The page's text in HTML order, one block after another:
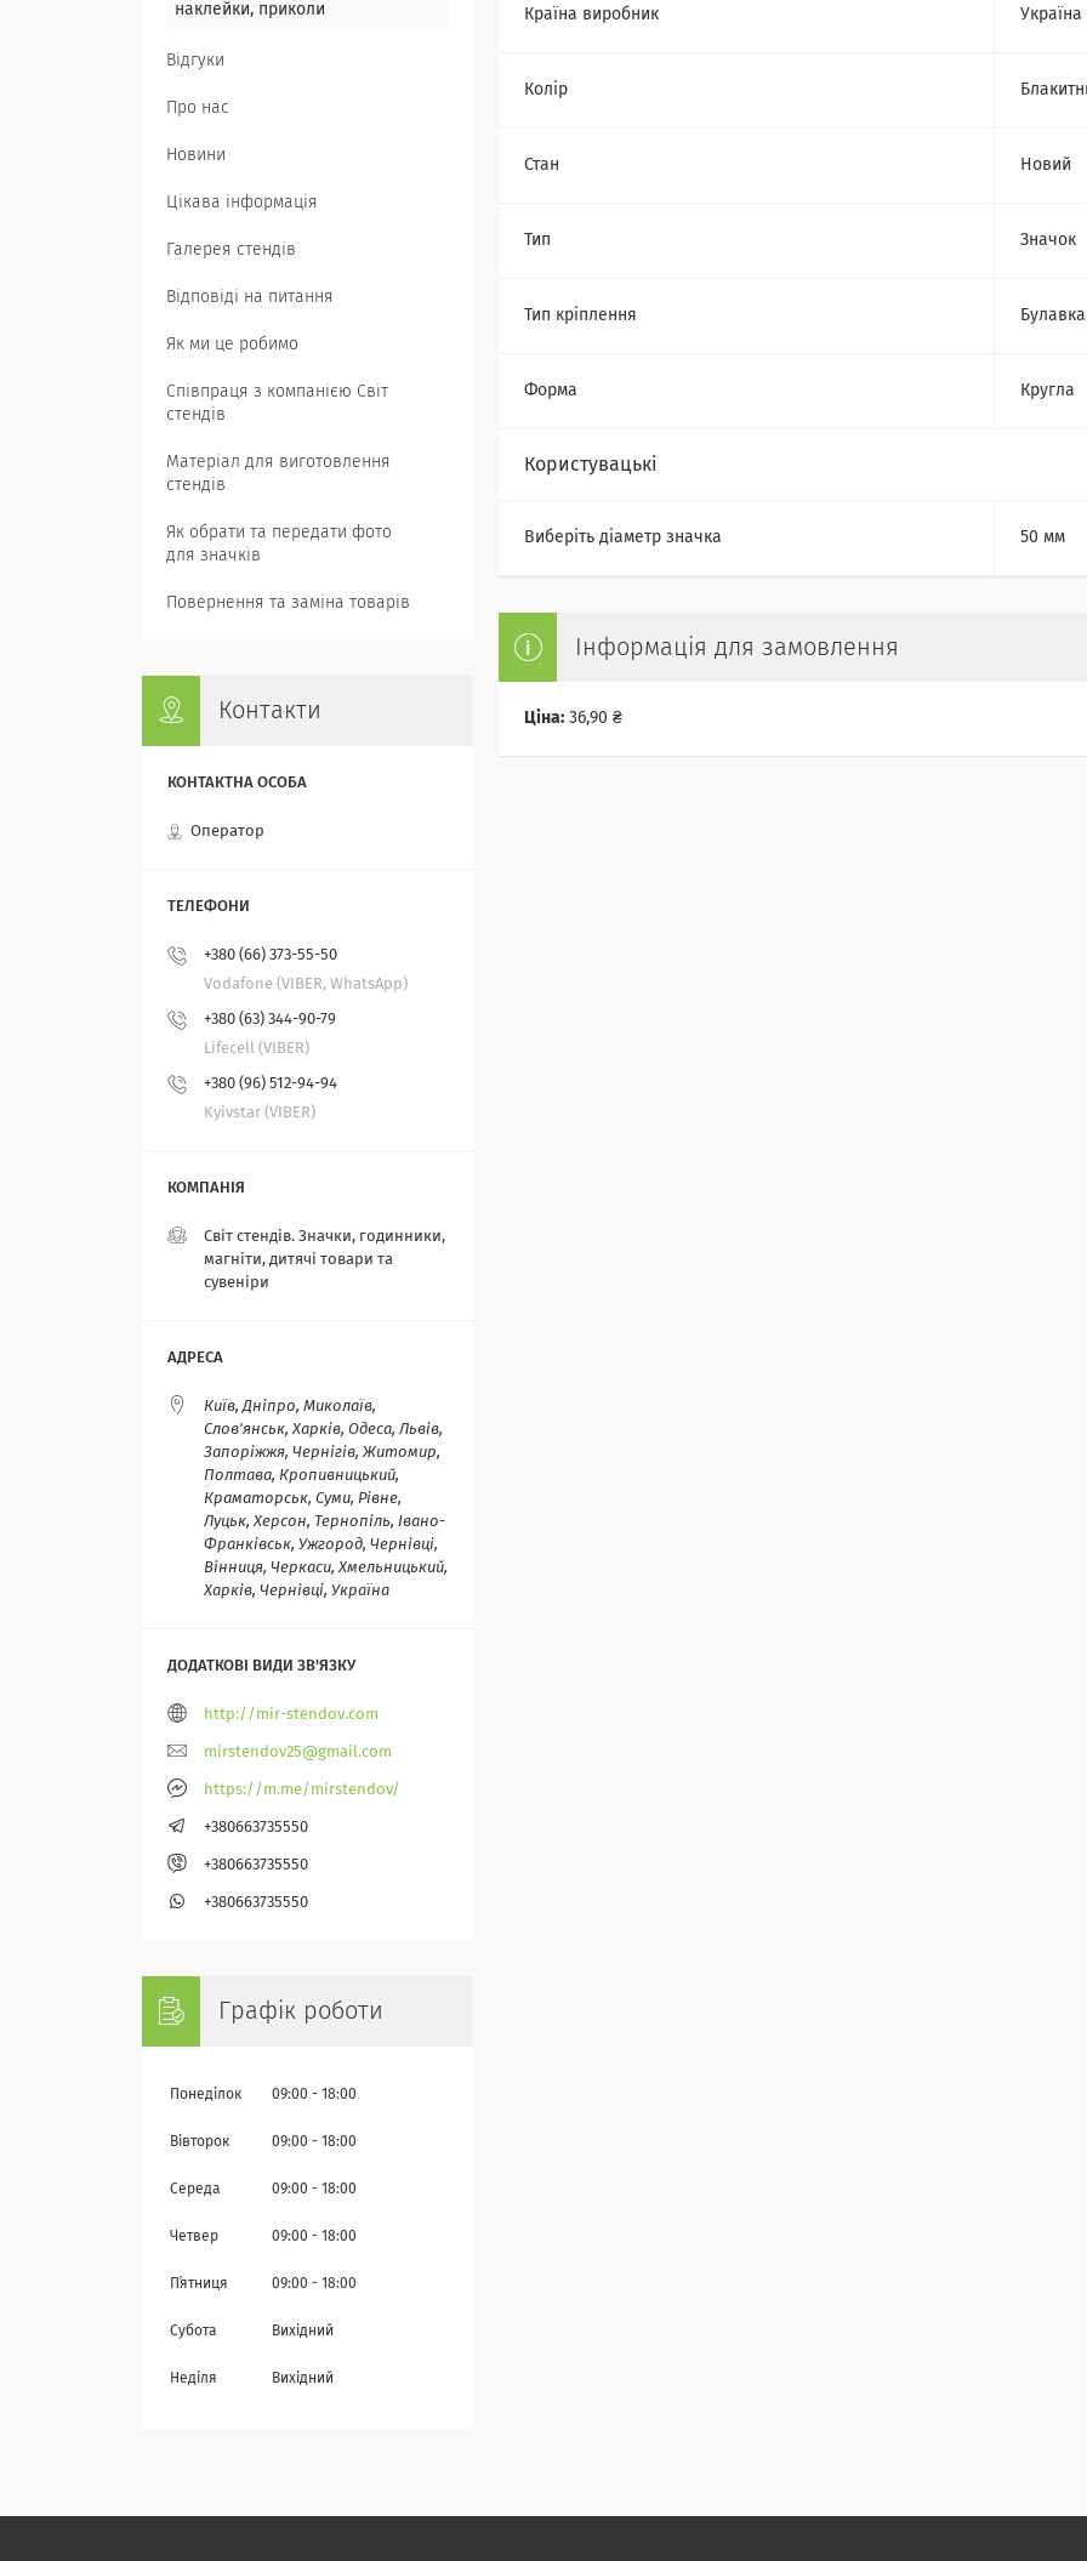
Країна виробник Україна
Колір
Стан Новий
Тип Значок
Тип кріплення Булавка
Форма Кругла
Користувацькі
Виберіть діаметр значка 50 мм
Інформація для замовлення
Ціна: 36,90 ₴
наклейки, приколи
Відгуки
Про нас
Новини
Цікава інформація
Галерея стендів
Відповіді на питання
Як ми це робимо
Співпраця з компанією Світ
стендів
Матеріал для виготовлення
стендів
Як обрати та передати фото
для значків
Повернення та заміна товарів
Контакти
Оператор
+380 (66) 373-55-50
Vodafone (VIBER, WhatsApp)
+380 (63) 344-90-79
Lifecell (VIBER)
+380 (96) 512-94-94
Kyivstar (VIBER)
Світ стендів. Значки, годинники,
магніти, дитячі товари та
сувеніри
Київ, Дніпро, Миколаїв,
Слов'янськ, Харків, Одеса, Львів,
Запоріжжя, Чернігів, Житомир,
Полтава, Кропивницький,
Краматорськ, Суми, Рівне,
Луцьк, Херсон, Тернопіль, Івано-
Франківськ, Ужгород, Чернівці,
Вінниця, Черкаси, Хмельницький,
Харків, Чернівці, Україна
http://mir-stendov.com
mirstendov25@gmail.com
https://m.me/mirstendov/
+380663735550
+380663735550
+380663735550
Графік роботи
Понеділок 09:00 18:00
Вівторок 09:00 18:00
Середа 09:00 18:00
Четвер 09:00 18:00
Пʼятниця 09:00 18:00
Субота Вихідний
Неділя Вихідний